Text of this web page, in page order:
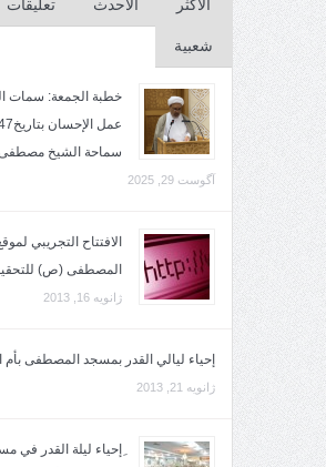
الأكثر
شعبية
الأحدث تعليقات
سماحة الشيخ مصطفى
آگوست 29, 2025
الافتتاح التجريبي
المصطفى (ص)
ژانویه 16, 2013
إحياء ليالي القدر بمسجد المصطفى بأم
ژانویه 21, 2013
ِإحياء ليلة القدر في